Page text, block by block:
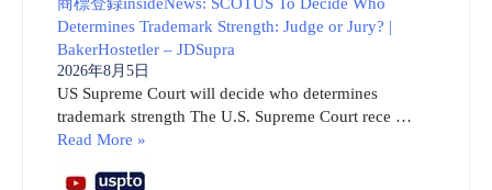
Determines Trademark Strength: Judge or Jury? |
BakerHostetler – JDSupra
2026年8月5日
US Supreme Court will decide who determines
trademark strength The U.S. Supreme Court rece …
Read More »